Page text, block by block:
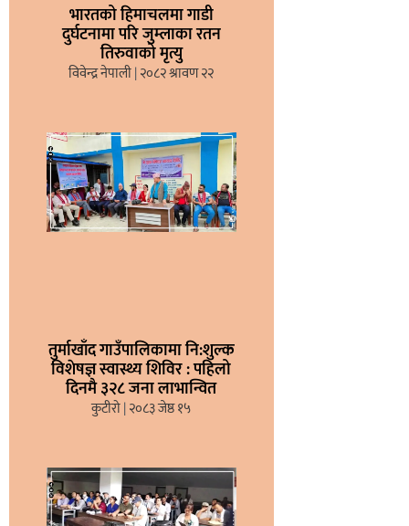
भारतको हिमाचलमा गाडी
दुर्घटनामा परि जुम्लाका रतन
तिरुवाको मृत्यु
विवेन्द्र नेपाली २०८२ श्रावण २२
तुर्माखाँद गाउँपालिकामा नि:शुल्क
विशेषज्ञ स्वास्थ्य शिविर : पहिलो
दिनमै ३२८ जना लाभान्वित
कुटीरो २०८३ जेष्ठ १५